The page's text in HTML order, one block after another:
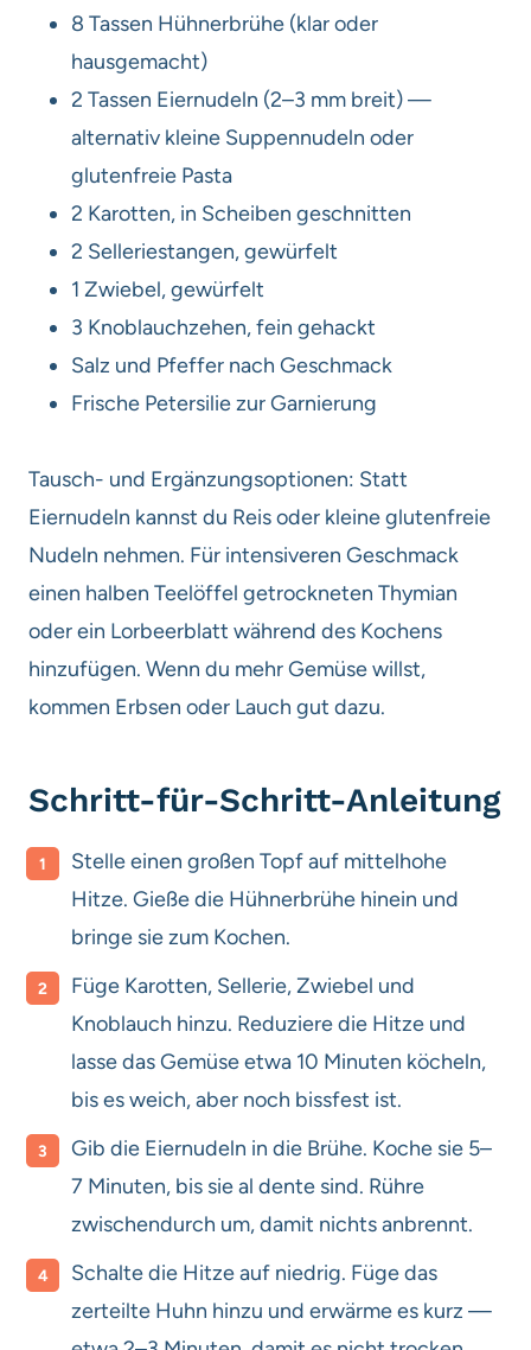
8 Tassen Hühnerbrühe (klar oder
hausgemacht)
2 Tassen Eiernudeln (2–3 mm breit) —
alternativ kleine Suppennudeln oder
glutenfreie Pasta
2 Karotten, in Scheiben geschnitten
2 Selleriestangen, gewürfelt
1 Zwiebel, gewürfelt
3 Knoblauchzehen, fein gehackt
Salz und Pfeffer nach Geschmack
Frische Petersilie zur Garnierung
Tausch- und Ergänzungsoptionen: Statt
Eiernudeln kannst du Reis oder kleine glutenfreie
Nudeln nehmen. Für intensiveren Geschmack
einen halben Teelöffel getrockneten Thymian
oder ein Lorbeerblatt während des Kochens
hinzufügen. Wenn du mehr Gemüse willst,
kommen Erbsen oder Lauch gut dazu.
Schritt-für-Schritt-Anleitung
Stelle einen großen Topf auf mittelhohe
Hitze. Gieße die Hühnerbrühe hinein und
bringe sie zum Kochen.
Füge Karotten, Sellerie, Zwiebel und
Knoblauch hinzu. Reduziere die Hitze und
lasse das Gemüse etwa 10 Minuten köcheln,
bis es weich, aber noch bissfest ist.
Gib die Eiernudeln in die Brühe. Koche sie 5–
7 Minuten, bis sie al dente sind. Rühre
zwischendurch um, damit nichts anbrennt.
Schalte die Hitze auf niedrig. Füge das
zerteilte Huhn hinzu und erwärme es kurz —